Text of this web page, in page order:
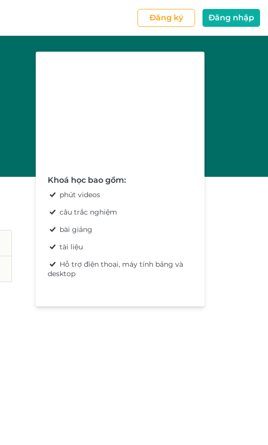
Đăng ký Đăng nhập
Khoá học bao gồm:
phút videos
câu trắc nghiệm
bài giảng
tài liệu
Hỗ trợ điện thoại, máy tính bảng và
desktop